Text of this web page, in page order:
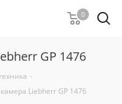
0
GP 1476
-
Liebherr GP 1476